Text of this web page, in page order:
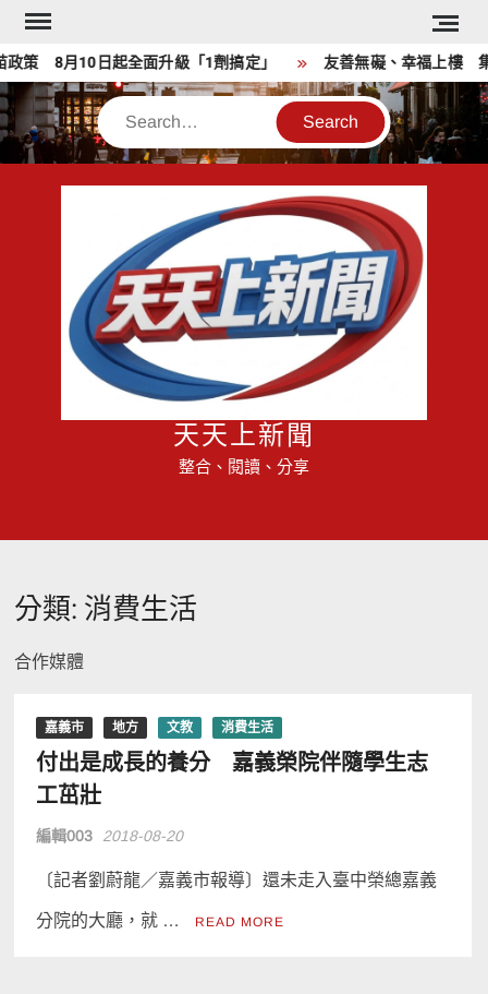
Skip
content8月10日起全面升級「1劑搞定」 友善無礙、幸福上樓 集集
Search
天天上新聞
整合、閱讀、分享
分類: 消費生活
合作媒體
嘉義市 地方 文教 消費生活
付出是成長的養分 嘉義榮院伴隨學生志
工茁壯
編輯003 2018-08-20
〔記者劉蔚龍／嘉義市報導〕還未走入臺中榮總嘉義
分院的大廳，就 … READ MORE